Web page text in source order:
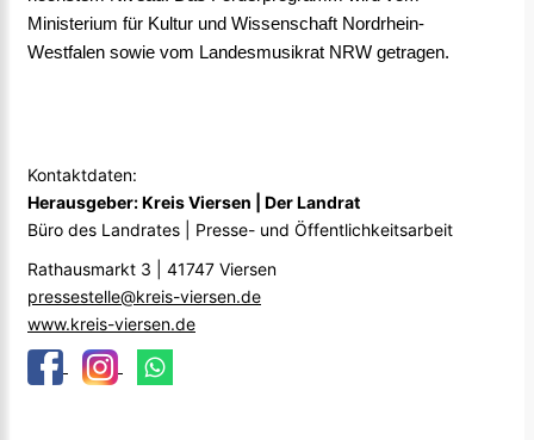
Ministerium für Kultur und Wissenschaft Nordrhein-
Westfalen sowie vom Landesmusikrat NRW getragen.
Kontaktdaten:
Herausgeber: Kreis Viersen | Der Landrat
Büro des Landrates | Presse- und Öffentlichkeitsarbeit
Rathausmarkt 3 | 41747 Viersen
pressestelle@kreis-viersen.de
www.kreis-viersen.de